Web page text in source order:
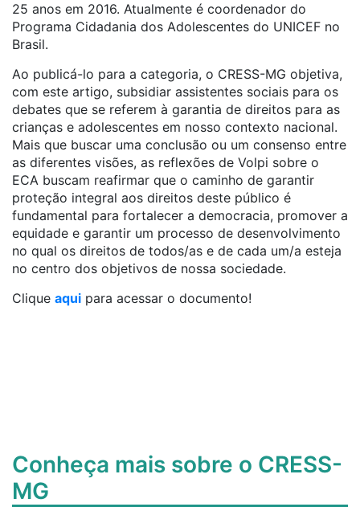
25 anos em 2016. Atualmente é coordenador do
Programa Cidadania dos Adolescentes do UNICEF no
Brasil.
Ao publicá-lo para a categoria, o CRESS-MG objetiva,
com este artigo, subsidiar assistentes sociais para os
debates que se referem à garantia de direitos para as
crianças e adolescentes em nosso contexto nacional.
Mais que buscar uma conclusão ou um consenso entre
as diferentes visões, as reflexões de Volpi sobre o
ECA buscam reafirmar que o caminho de garantir
proteção integral aos direitos deste público é
fundamental para fortalecer a democracia, promover a
equidade e garantir um processo de desenvolvimento
no qual os direitos de todos/as e de cada um/a esteja
no centro dos objetivos de nossa sociedade.
Clique aqui para acessar o documento!
Conheça mais sobre o CRESS-
MG